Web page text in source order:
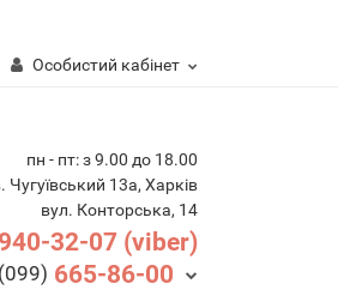
Особистий кабінет
пн - пт: з 9.00 до 18.00
Чугуївський 13а, Харків
вул. Конторська, 14
940-32-07 (viber)
(099) 665-86-00